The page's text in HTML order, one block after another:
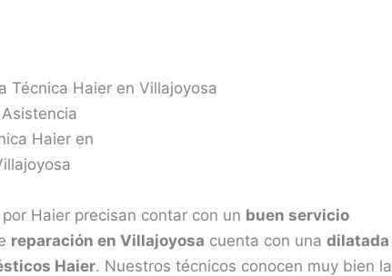
Técnica Haier en Villajoyosa
Haier precisan contar con un buen servicio
reparación en Villajoyosa cuenta con una dilatada
Haier. Nuestros técnicos conocen muy bien la